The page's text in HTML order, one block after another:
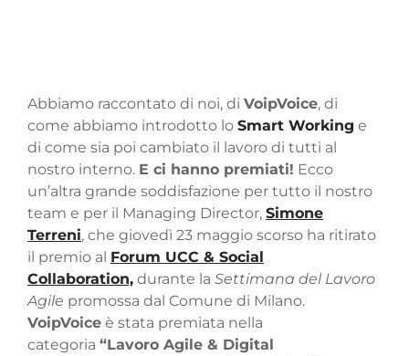
Abbiamo raccontato di noi, di VoipVoice, di
come abbiamo introdotto lo Smart Working e
di come sia poi cambiato il lavoro di tutti al
nostro interno. E ci hanno premiati! Ecco
un’altra grande soddisfazione per tutto il nostro
team e per il Managing Director, Simone
Terreni, che giovedì 23 maggio scorso ha ritirato
il premio al Forum UCC & Social
Collaboration, durante la Settimana del Lavoro
Agile promossa dal Comune di Milano.
VoipVoice è stata premiata nella
categoria “Lavoro Agile & Digital